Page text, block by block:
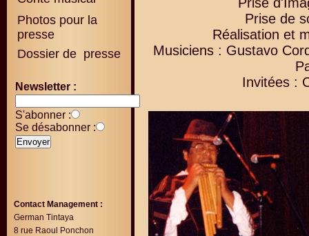
Photos pour la
presse
Dossier de presse
Newsletter :
S'abonner :
Se désabonner :
Contact Management :
German Tintaya
8 rue Raoul Ponchon
Prise de
Réalisation et
Musiciens : Gustavo
Invitées :